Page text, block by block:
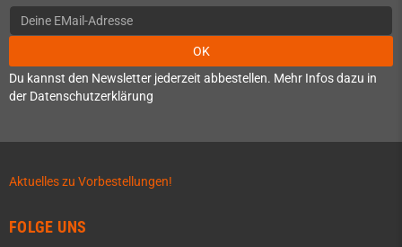
OK
Du kannst den Newsletter jederzeit abbestellen. Mehr Infos dazu in
der Datenschutzerklärung
Aktuelles zu Vorbestellungen!
FOLGE UNS